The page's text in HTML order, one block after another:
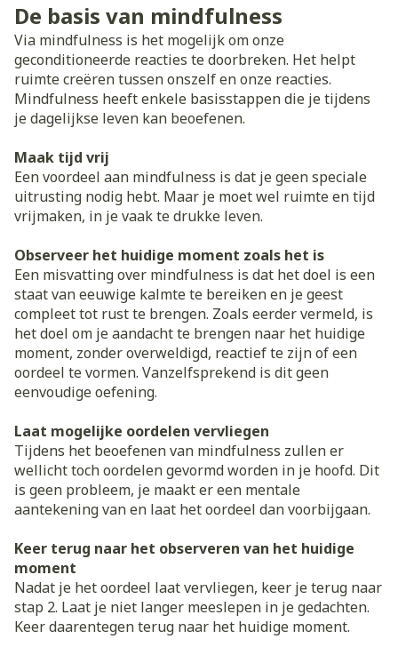
De basis van mindfulness
Via mindfulness is het mogelijk om onze
geconditioneerde reacties te doorbreken. Het helpt
ruimte creëren tussen onszelf en onze reacties.
Mindfulness heeft enkele basisstappen die je tijdens
je dagelijkse leven kan beoefenen.
Maak tijd vrij
Een voordeel aan mindfulness is dat je geen speciale
uitrusting nodig hebt. Maar je moet wel ruimte en tijd
vrijmaken, in je vaak te drukke leven.
Observeer het huidige moment zoals het is
Een misvatting over mindfulness is dat het doel is een
staat van eeuwige kalmte te bereiken en je geest
compleet tot rust te brengen. Zoals eerder vermeld, is
het doel om je aandacht te brengen naar het huidige
moment, zonder overweldigd, reactief te zijn of een
oordeel te vormen. Vanzelfsprekend is dit geen
eenvoudige oefening.
Laat mogelijke oordelen vervliegen
Tijdens het beoefenen van mindfulness zullen er
wellicht toch oordelen gevormd worden in je hoofd. Dit
is geen probleem, je maakt er een mentale
aantekening van en laat het oordeel dan voorbijgaan.
Keer terug naar het observeren van het huidige
moment
Nadat je het oordeel laat vervliegen, keer je terug naar
stap 2. Laat je niet langer meeslepen in je gedachten.
Keer daarentegen terug naar het huidige moment.